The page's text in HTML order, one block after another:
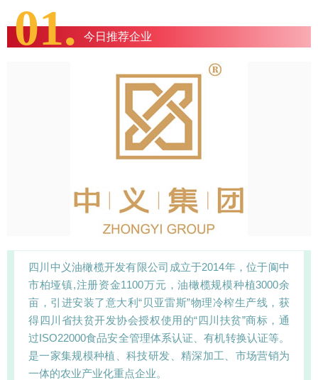
01. 今日推荐企业
四川中义油橄榄开发有限公司成立于2014年，位于阆中
市柏垭镇,注册资金1100万元，油橄榄规模种植3000余
亩，引进安装了意大利“贝亚雷斯”物理冷榨生产线，获
得四川省扶贫开发协会授权使用的“四川扶贫”商标，通
过ISO22000食品安全管理体系认证、有机转换认证等。
是一家集规模种植、科技研发、精深加工、市场营销为
一体的农业产业化重点企业。